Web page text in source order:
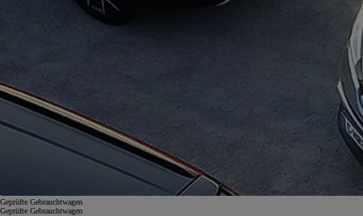
Geprüfte Gebrauchtwagen
Geprüfte Gebrauchtwagen